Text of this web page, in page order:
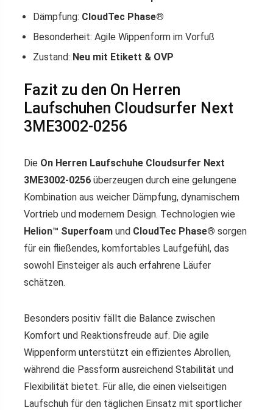
Dämpfung: CloudTec Phase®
Besonderheit: Agile Wippenform im Vorfuß
Zustand: Neu mit Etikett & OVP
Fazit zu den On Herren
Laufschuhen Cloudsurfer Next
3ME3002-0256
Die On Herren Laufschuhe Cloudsurfer Next
3ME3002-0256 überzeugen durch eine gelungene
Kombination aus weicher Dämpfung, dynamischem
Vortrieb und modernem Design. Technologien wie
Helion™ Superfoam und CloudTec Phase® sorgen
für ein fließendes, komfortables Laufgefühl, das
sowohl Einsteiger als auch erfahrene Läufer
schätzen.
Besonders positiv fällt die Balance zwischen
Komfort und Reaktionsfreude auf. Die agile
Wippenform unterstützt ein effizientes Abrollen,
während die Passform ausreichend Stabilität und
Flexibilität bietet. Für alle, die einen vielseitigen
Laufschuh für den täglichen Einsatz mit sportlicher